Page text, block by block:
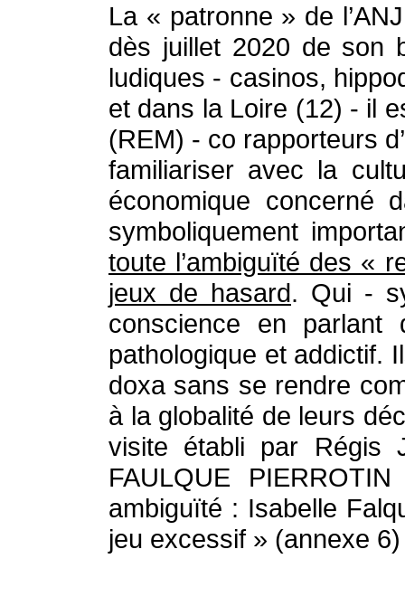
La « patronne » de
dès juillet 2020 de son
ludiques - casinos,
et dans la Loire (12) - il
(REM) - co rapporteurs
familiariser avec la
économique concerné
symboliquement
toute l’ambiguïté des «
jeux de hasard. Qui -
conscience en
pathologique et addictif.
doxa sans se rendre
à la globalité de leurs
visite établi par Régis
FAULQUE
ambiguïté : Isabelle
jeu excessif » (annexe 6)